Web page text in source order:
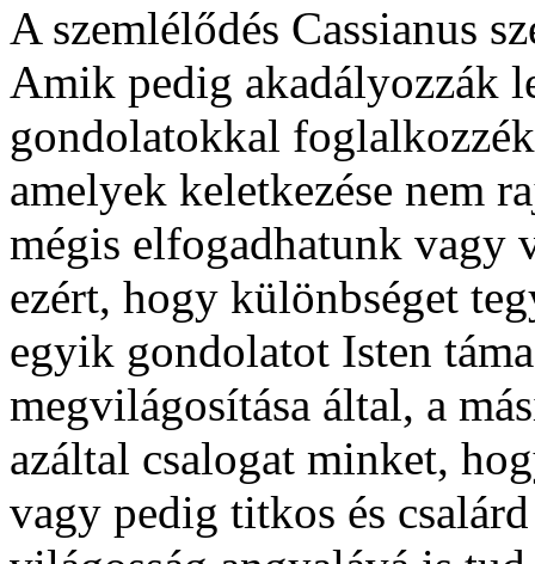
A szemlélődés Cassianus
Amik pedig akadályozzák
gondolatokkal
amelyek keletkezése nem
mégis elfogadhatunk vagy
ezért, hogy különbséget
egyik gondolatot Isten
megvilágosítása által, a
azáltal csalogat minket,
vagy pedig titkos és